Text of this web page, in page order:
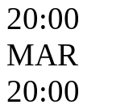
20:00
MAR
20:00